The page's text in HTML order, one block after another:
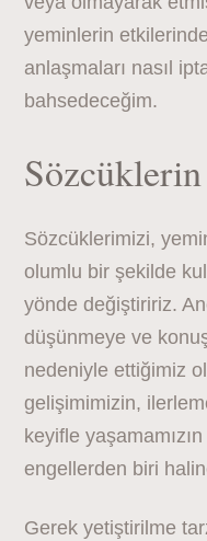
yeminlerin
anlaşmaları nasıl
bahsedeceğim.
Sözcüklerimizi,
olumlu bir şekilde
yönde değiştiririz.
düşünmeye ve
nedeniyle ettiğimiz
gelişimimizin,
keyifle
engellerden biri
Gerek yetiştirilme